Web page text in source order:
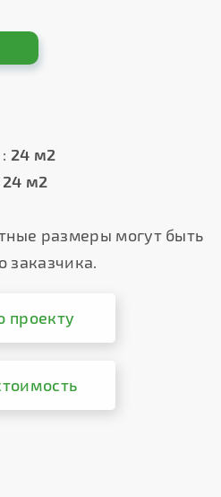
24 м2
24 м2
размеры могут быть
заказчика.
проекту